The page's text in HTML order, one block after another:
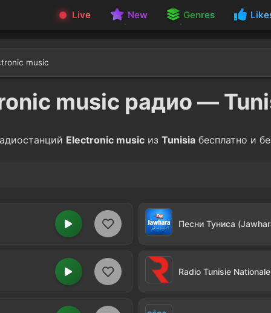
Live New Genres
music
music радио —
Electronic musicиз Tunisiaбесплатно и
House
Песни Туниса
Radio Tunisie Nationale